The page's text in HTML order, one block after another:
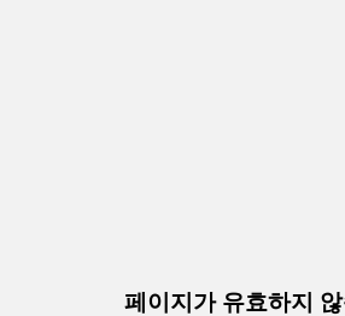
페이지가 유효하지